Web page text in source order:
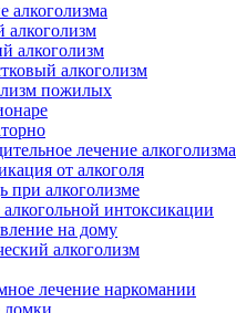
алкоголизма
алкоголизм
алкоголизм
алкоголизм
пожилых
лечение алкоголизма
от алкоголя
при алкоголизме
интоксикации
на дому
алкоголизм
лечение наркомании
ломки